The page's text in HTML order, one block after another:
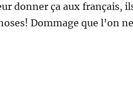
donner ça aux français,
Dommage que l’on